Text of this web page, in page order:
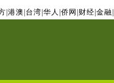
港澳 台湾 华人 侨网 财经 金融